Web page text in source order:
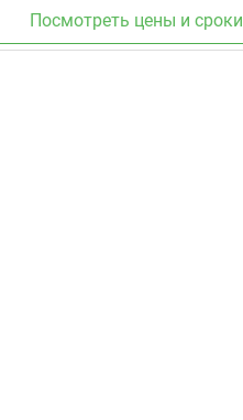
Посмотреть цены и сроки